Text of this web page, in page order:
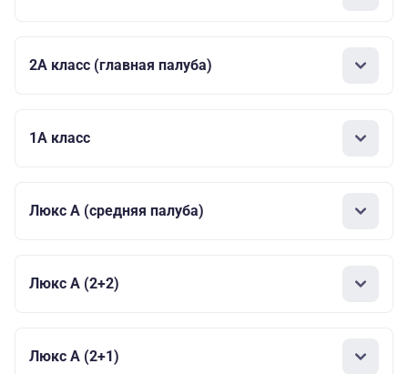
2А класс (главная палуба)
1А класс
Люкс А (средняя палуба)
Люкс А (2+2)
Люкс А (2+1)